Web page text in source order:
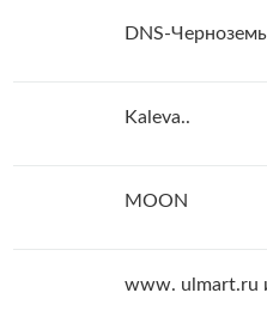
DNS-
Kaleva..
MOON
www. ulmart.ru